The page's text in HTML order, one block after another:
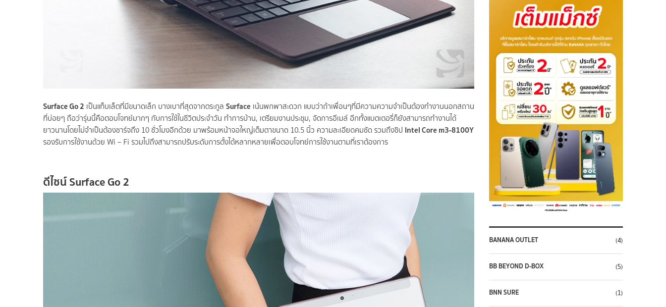
Surface Go 2 เป็นแท็บเล็ตที่มีขนาดเล็ก บางเบาที่สุดจากตระกูล Surface เน้นพกพาสะดวก แบบว่าถ้าเพื่อนๆที่มีความความจำเป็นต้องทำงานนอกสถาน
ที่บ่อยๆ ถือว่ารุ่นนี้คือตอบโจทย์มากๆ กับการใช้ในชีวิตประจำวัน ทำการบ้าน, เตรียมงานประชุม, จัดการอีเมล์ อีกทั้งแบตเตอรี่ก็ยังสามารถทำงานได้
ยาวนานโดยไม่จำเป็นต้องชาร์จถึง 10 ชั่วโมงอีกด้วย มาพร้อมหน้าจอใหญ่เต็มตาขนาด 10.5 นิ้ว ความละเอียดคมชัด รวมถึงชิป Intel Core m3-8100Y
รองรับการใช้งานด้วย Wi – Fi รวมไปถึงสามารถปรับระดับการตั้งได้หลากหลายเพื่อตอบโจทย์การใช้งานตามที่เราต้องการ
ดีไซน์Surface Go 2
BANANA OUTLET (4)
BB BEYOND D-BOX (5)
BNN SURE (1)